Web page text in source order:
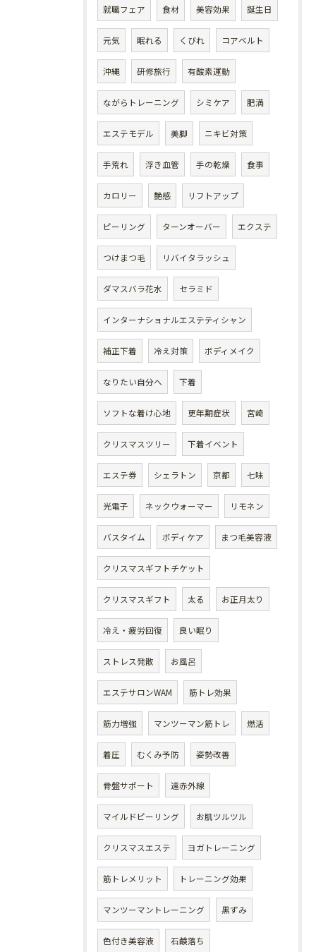
就職フェア 食材 美容効果 誕生日
元気 眠れる くびれ コアベルト
沖縄 研修旅行 有酸素運動
ながらトレーニング シミケア 肥満
エステモデル 美脚 ニキビ対策
手荒れ 浮き血管 手の乾燥 食事
カロリー 艶感 リフトアップ
ピーリング ターンオーバー エクステ
つけまつ毛 リバイタラッシュ
ダマスバラ花水 セラミド
インターナショナルエステティシャン
補正下着 冷え対策 ボディメイク
なりたい自分へ 下着
ソフトな着け心地 更年期症状 宮崎
クリスマスツリー 下着イベント
エステ券 シェラトン 京都 七味
光電子 ネックウォーマー リモネン
バスタイム ボディケア まつ毛美容液
クリスマスギフトチケット
クリスマスギフト 太る お正月太り
冷え・疲労回復 良い眠り
ストレス発散 お風呂
エステサロンWAM 筋トレ効果
筋力増強 マンツーマン筋トレ 燃活
着圧 むくみ予防 姿勢改善
骨盤サポート 遠赤外線
マイルドピーリング お肌ツルツル
クリスマスエステ ヨガトレーニング
筋トレメリット トレーニング効果
マンツーマントレーニング 黒ずみ
色付き美容液 石鹸落ち